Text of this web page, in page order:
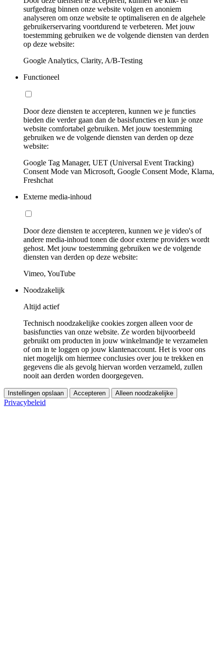
surfgedrag binnen onze website volgen en anoniem
analyseren om onze website te optimaliseren en de algehele
gebruikerservaring voortdurend te verbeteren. Met jouw
toestemming gebruiken we de volgende diensten van derden
op deze website:
Google Analytics, Clarity, A/B-Testing
Functioneel
Door deze diensten te accepteren, kunnen we je functies
bieden die verder gaan dan de basisfuncties en kun je onze
website comfortabel gebruiken. Met jouw toestemming
gebruiken we de volgende diensten van derden op deze
website:
Google Tag Manager, UET (Universal Event Tracking)
Consent Mode van Microsoft, Google Consent Mode, Klarna,
Freshchat
Externe media-inhoud
Door deze diensten te accepteren, kunnen we je video's of
andere media-inhoud tonen die door externe providers wordt
gehost. Met jouw toestemming gebruiken we de volgende
diensten van derden op deze website:
Vimeo, YouTube
Noodzakelijk
Altijd actief
Technisch noodzakelijke cookies zorgen alleen voor de
basisfuncties van onze website. Ze worden bijvoorbeeld
gebruikt om producten in jouw winkelmandje te verzamelen
of om in te loggen op jouw klantenaccount. Het is voor ons
niet mogelijk om hiermee conclusies over jou te trekken en
gegevens die als gevolg hiervan worden verzameld, zullen
nooit aan derden worden doorgegeven.
Instellingen opslaan Accepteren Alleen noodzakelijke
Privacybeleid